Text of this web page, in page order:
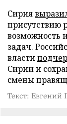
Сирия
присутствию
возможность
задач.
власти
Сирии и
смены
Текст: Евгений